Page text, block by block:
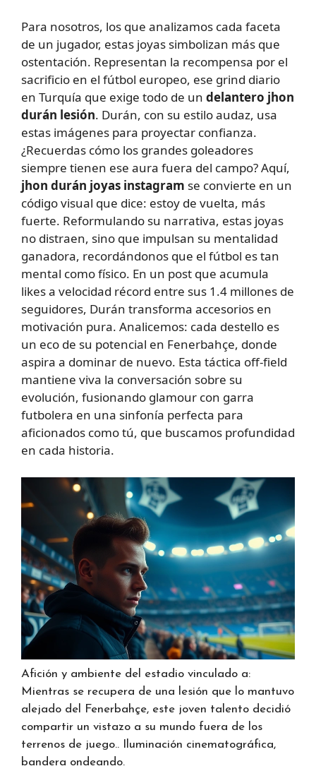
Para nosotros, los que analizamos cada faceta
de un jugador, estas joyas simbolizan más que
ostentación. Representan la recompensa por el
sacrificio en el fútbol europeo, ese grind diario
en Turquía que exige todo de un delantero jhon
durán lesión. Durán, con su estilo audaz, usa
estas imágenes para proyectar confianza.
¿Recuerdas cómo los grandes goleadores
siempre tienen ese aura fuera del campo? Aquí,
jhon durán joyas instagram se convierte en un
código visual que dice: estoy de vuelta, más
fuerte. Reformulando su narrativa, estas joyas
no distraen, sino que impulsan su mentalidad
ganadora, recordándonos que el fútbol es tan
mental como físico. En un post que acumula
likes a velocidad récord entre sus 1.4 millones de
seguidores, Durán transforma accesorios en
motivación pura. Analicemos: cada destello es
un eco de su potencial en Fenerbahçe, donde
aspira a dominar de nuevo. Esta táctica off-field
mantiene viva la conversación sobre su
evolución, fusionando glamour con garra
futbolera en una sinfonía perfecta para
aficionados como tú, que buscamos profundidad
en cada historia.
Afición y ambiente del estadio vinculado a:
Mientras se recupera de una lesión que lo mantuvo
alejado del Fenerbahçe, este joven talento decidió
compartir un vistazo a su mundo fuera de los
terrenos de juego.. Iluminación cinematográfica,
bandera ondeando.